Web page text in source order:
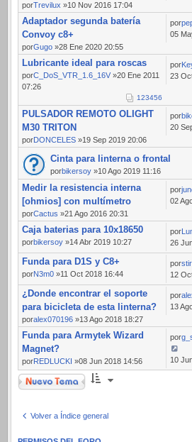
porTrevilux »10 Nov 2016 17:04
Adaptador segunda batería
Convoy c8+
porGugo »28 Ene 2020 20:55
por
05
Lubricante ideal para roscas
porC_DoS_VTR_1.6_16V »20 Ene 2011
07:26
123456
por
23
PULSADOR REMOTO OLIGHT
M30 TRITON
porDONCELES »19 Sep 2019 20:06
por
20
Cinta para linterna o frontal
porbikersoy »10 Ago 2019 11:16
Medir la resistencia interna
[ohmios] con multímetro
porCactus »21 Ago 2016 20:31
por
02
Caja baterias para 10x18650
porbikersoy »14 Abr 2019 10:27
por
26
Funda para D1S y C8+
porN3m0 »11 Oct 2018 16:44
por
12
¿Donde encontrar el soporte
para bicicleta de esta linterna?
poralex070196 »13 Ago 2018 18:27
por
13
Funda para Armytek Wizard
Magnet?
porREDLUCKI »08 Jun 2018 14:56
por
10
Nuevo Tema
Volver a Índice general